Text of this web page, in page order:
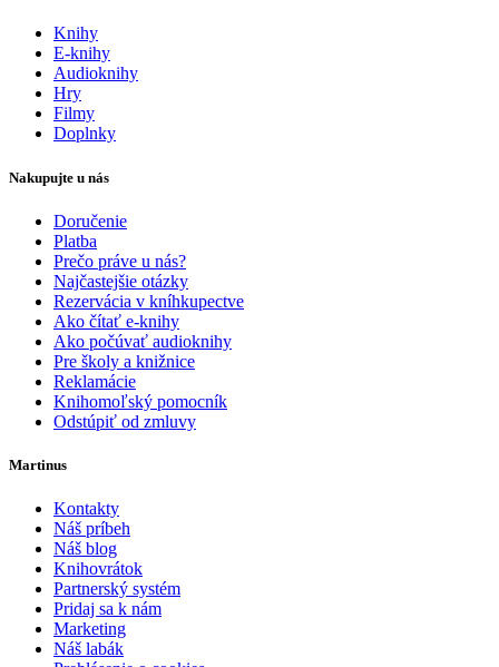
Knihy
E-knihy
Audioknihy
Hry
Filmy
Doplnky
Nakupujte u nás
Doručenie
Platba
Prečo práve u nás?
Najčastejšie otázky
Rezervácia v kníhkupectve
Ako čítať e-knihy
Ako počúvať audioknihy
Pre školy a knižnice
Reklamácie
Knihomoľský pomocník
Odstúpiť od zmluvy
Martinus
Kontakty
Náš príbeh
Náš blog
Knihovrátok
Partnerský systém
Pridaj sa k nám
Marketing
Náš labák